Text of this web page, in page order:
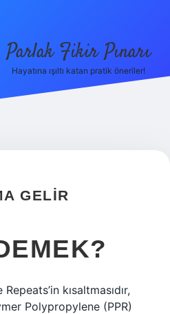
Parlak Fikir Pınarı
Hayatına ışıltı katan pratik öneriler!
GELIR
kısaltmasıdır,
Polypropylene (PPR)